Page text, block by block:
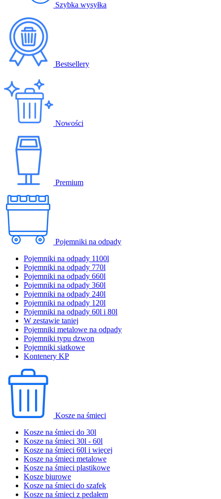
Szybka wysyłka
Bestsellery
Nowości
Premium
Pojemniki na odpady
Pojemniki na odpady 1100l
Pojemniki na odpady 770l
Pojemniki na odpady 660l
Pojemniki na odpady 360l
Pojemniki na odpady 240l
Pojemniki na odpady 120l
Pojemniki na odpady 60l i 80l
W zestawie taniej
Pojemniki metalowe na odpady
Pojemniki typu dzwon
Pojemniki siatkowe
Kontenery KP
Kosze na śmieci
Kosze na śmieci do 30l
Kosze na śmieci 30l - 60l
Kosze na śmieci 60l i więcej
Kosze na śmieci metalowe
Kosze na śmieci plastikowe
Kosze biurowe
Kosze na śmieci do szafek
Kosze na śmieci z pedałem